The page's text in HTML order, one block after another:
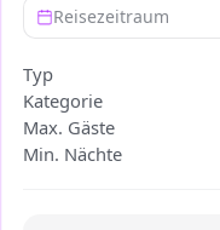
Reisezeitraum
Typ
Kategorie
Max. Gäste
Min. Nächte